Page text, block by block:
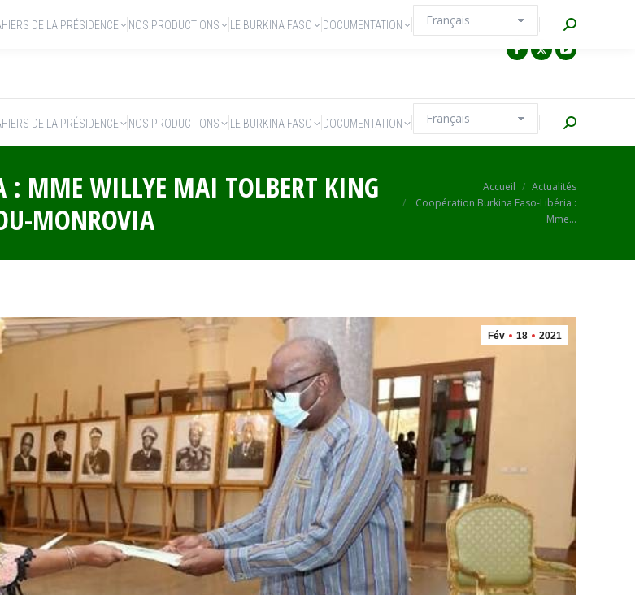
DE LA PRÉSIDENCE NOS PRODUCTIONS LE BURKINA FASO DOCUMENTATION Recherche
: MME WILLYE MAI TOLBERT KING
MONROVIA
Accueil
Actualités
Coopération Burkina Faso-Libéria :
Mme…
Fév 18 2021
DE LA PRÉSIDENCE NOS PRODUCTIONS LE BURKINA FASO DOCUMENTATION Recherche